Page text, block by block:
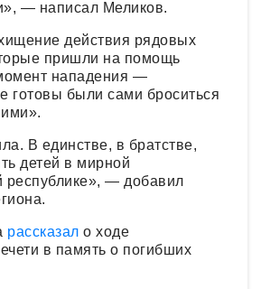
— написал Меликов.
действия рядовых
пришли на помощь
нападения —
готовы были сами броситься
В единстве, в братстве,
детей в мирной
республике», — добавил
рассказал о ходе
в память о погибших